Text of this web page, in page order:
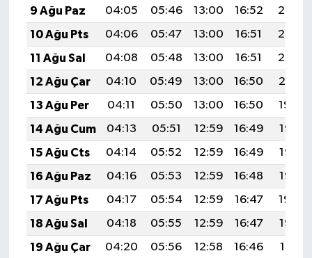
9 Ağu Paz
04:05 05:46 13:00 16:52
20:05
10 Ağu Pts
04:06 05:47 13:00 16:51
20:03
11 Ağu Sal
04:08 05:48 13:00 16:51
20:02
12 Ağu Çar
04:10 05:49 13:00 16:50
20:01
13 Ağu Per
04:11 05:50 13:00 16:50
19:59
14 Ağu Cum
04:13 05:51 12:59 16:49
19:58
15 Ağu Cts
04:14 05:52 12:59 16:49
19:57
16 Ağu Paz
04:16 05:53 12:59 16:48
19:55
17 Ağu Pts
04:17 05:54 12:59 16:47
19:54
18 Ağu Sal
04:18 05:55 12:59 16:47
19:52
19 Ağu Çar
04:20 05:56 12:58 16:46
19:51